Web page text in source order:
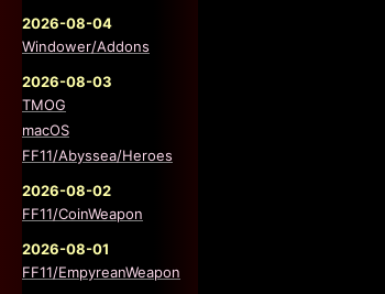
2026-08-04
Windower/Addons
2026-08-03
TMOG
macOS
FF11/Abyssea/Heroes
2026-08-02
FF11/CoinWeapon
2026-08-01
FF11/EmpyreanWeapon